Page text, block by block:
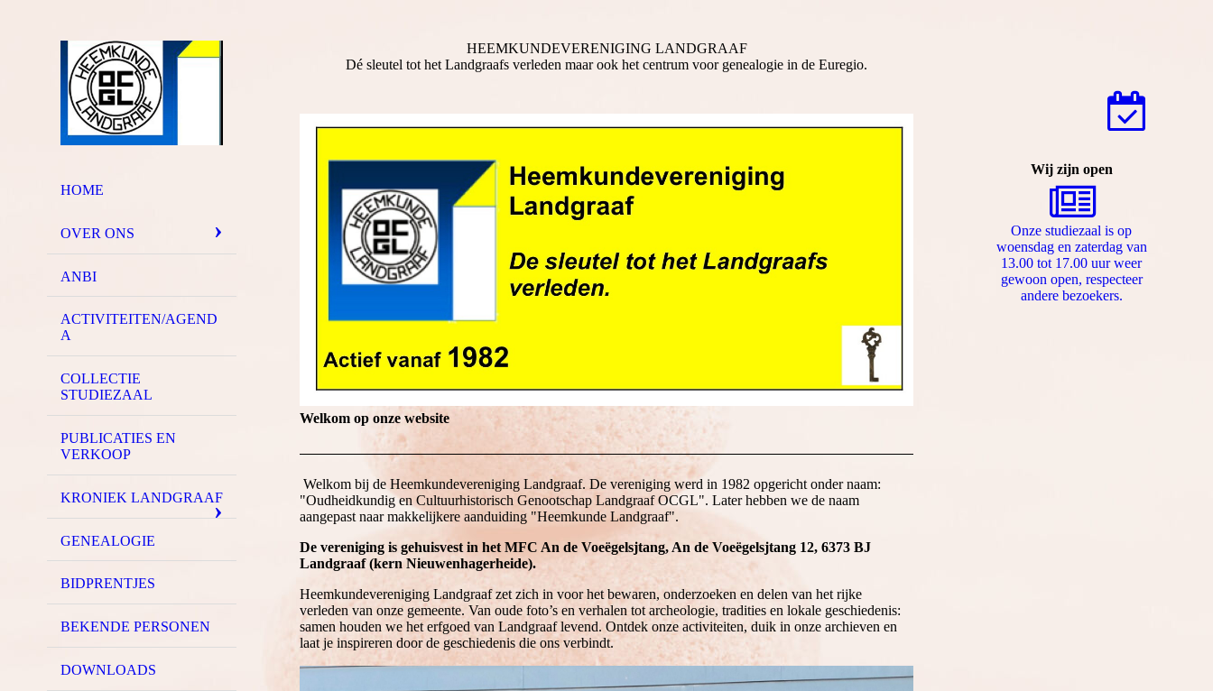
HOME
OVER ONS
ANBI
ACTIVITEITEN/AGEND
A
COLLECTIE
STUDIEZAAL
PUBLICATIES EN
VERKOOP
KRONIEK LANDGRAAF
GENEALOGIE
BIDPRENTJES
BEKENDE PERSONEN
DOWNLOADS
HEEMKUNDEVERENIGING LANDGRAAF
Dé sleutel tot het Landgraafs verleden maar ook het centrum voor genealogie in de Euregio.
Welkom op onze website
Welkom bij de Heemkundevereniging Landgraaf. De vereniging werd in 1982 opgericht onder naam:
"Oudheidkundig en Cultuurhistorisch Genootschap Landgraaf OCGL". Later hebben we de naam
aangepast naar makkelijkere aanduiding "Heemkunde Landgraaf".
De vereniging is gehuisvest in het MFC An de Voeëgelsjtang, An de Voeëgelsjtang 12, 6373 BJ
Landgraaf (kern Nieuwenhagerheide).
Heemkundevereniging Landgraaf zet zich in voor het bewaren, onderzoeken en delen van het rijke
verleden van onze gemeente. Van oude foto’s en verhalen tot archeologie, tradities en lokale geschiedenis:
samen houden we het erfgoed van Landgraaf levend. Ontdek onze activiteiten, duik in onze archieven en
laat je inspireren door de geschiedenis die ons verbindt.
Wij zijn open
Onze studiezaal is op
woensdag en zaterdag van
13.00 tot 17.00 uur weer
gewoon open, respecteer
andere bezoekers.